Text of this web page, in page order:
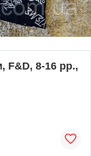
F&D, 8-16 рр.,